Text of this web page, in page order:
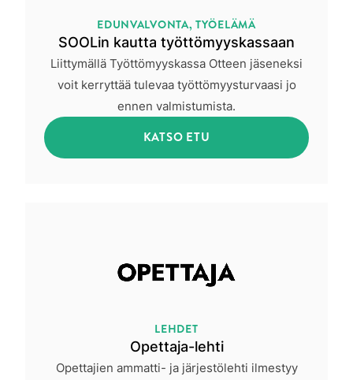
SOOLin kautta työttömyyskassaan
EDUNVALVONTA, TYÖELÄMÄ
Liittymällä Työttömyyskassa Otteen jäseneksi
voit kerryttää tulevaa työttömyysturvaasi jo
ennen valmistumista.
KATSO ETU
Opettaja-lehti
LEHDET
Opettajien ammatti- ja järjestölehti ilmestyy